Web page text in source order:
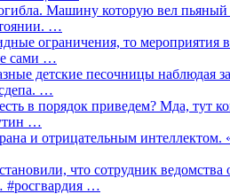
Машину которую вел пьяный
…
ограничения, то мероприятия
сами …
детские песочницы наблюдая
…
в порядок приведем? Мда, тут
…
и отрицательным интеллектом.
что сотрудник ведомства
#росгвардия …